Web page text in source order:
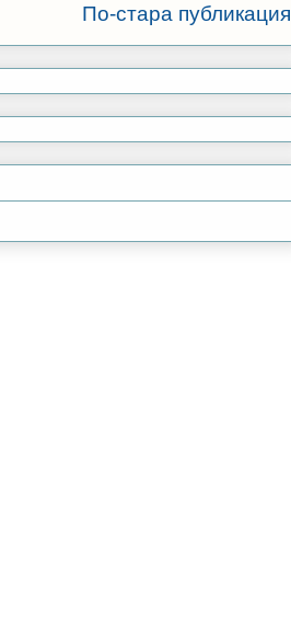
По-стара публикация